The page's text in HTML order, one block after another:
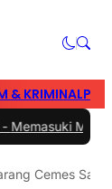
& KRIMINAL
Malam
Cemes